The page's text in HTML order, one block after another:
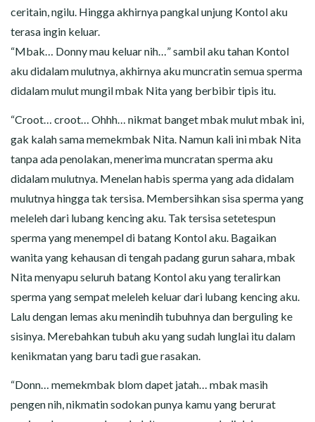
ceritain, ngilu. Hingga akhirnya pangkal unjung Kontol aku
terasa ingin keluar.
“Mbak… Donny mau keluar nih…” sambil aku tahan Kontol
aku didalam mulutnya, akhirnya aku muncratin semua sperma
didalam mulut mungil mbak Nita yang berbibir tipis itu.
“Croot… croot… Ohhh… nikmat banget mbak mulut mbak ini,
gak kalah sama memekmbak Nita. Namun kali ini mbak Nita
tanpa ada penolakan, menerima muncratan sperma aku
didalam mulutnya. Menelan habis sperma yang ada didalam
mulutnya hingga tak tersisa. Membersihkan sisa sperma yang
meleleh dari lubang kencing aku. Tak tersisa setetespun
sperma yang menempel di batang Kontol aku. Bagaikan
wanita yang kehausan di tengah padang gurun sahara, mbak
Nita menyapu seluruh batang Kontol aku yang teralirkan
sperma yang sempat meleleh keluar dari lubang kencing aku.
Lalu dengan lemas aku menindih tubuhnya dan berguling ke
sisinya. Merebahkan tubuh aku yang sudah lunglai itu dalam
kenikmatan yang baru tadi gue rasakan.
“Donn… memekmbak blom dapet jatah… mbak masih
pengen nih, nikmatin sodokan punya kamu yang berurat